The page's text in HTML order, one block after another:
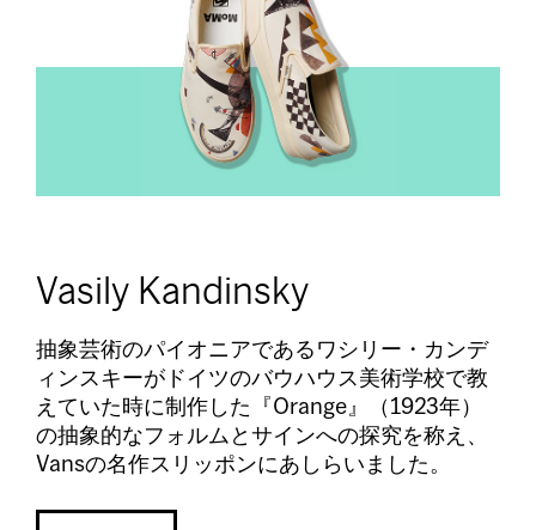
Vasily Kandinsky
抽象芸術のパイオニアであるワシリー・カンデ
ィンスキーがドイツのバウハウス美術学校で教
えていた時に制作した『Orange』（1923年）
の抽象的なフォルムとサインへの探究を称え、
Vansの名作スリッポンにあしらいました。